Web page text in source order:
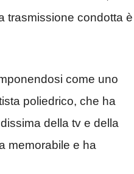
trasmissione condotta è
come uno
poliedrico, che ha
della tv e della
memorabile e ha